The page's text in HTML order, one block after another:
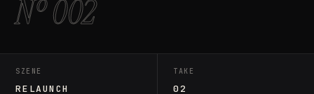
Nº 002
SZENE
RELAUNCH
TAKE
02